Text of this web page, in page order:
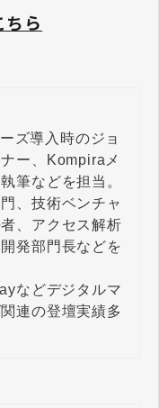
ちら
ズ導入時のジョ
ー、Kompiraメ
筆などを担当。
、技術ベンチャ
、アクセス解析
発部門長などを
などデジタルマ
連の登壇実績多